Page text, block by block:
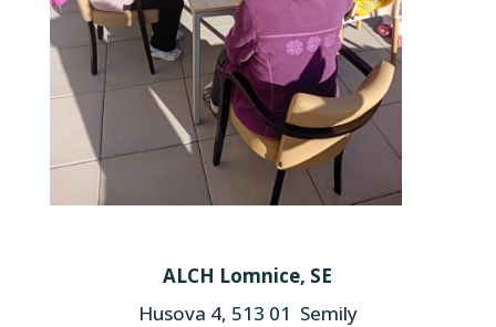
ALCH Lomnice, SE
Husova 4, 513 01 Semily